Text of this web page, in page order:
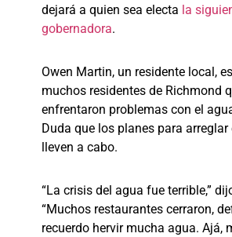
dejará a quien sea electa la
gobernadora.
Owen Martin, un residente local,
muchos residentes de Richmond
enfrentaron problemas con el
Duda que los planes para
lleven a cabo.
“La crisis del agua fue terrible,”
“Muchos restaurantes cerraron,
recuerdo hervir mucha agua. Ajá,